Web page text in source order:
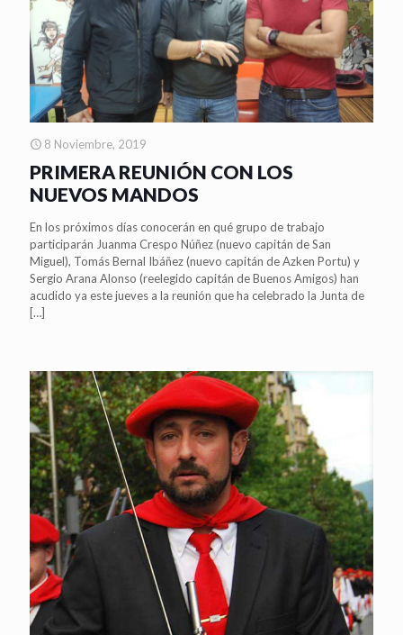
8 Noviembre, 2019
PRIMERA REUNIÓN CON LOS
NUEVOS MANDOS
En los próximos días conocerán en qué grupo de trabajo
participarán Juanma Crespo Núñez (nuevo capitán de San
Miguel), Tomás Bernal Ibáñez (nuevo capitán de Azken Portu) y
Sergio Arana Alonso (reelegido capitán de Buenos Amigos) han
acudido ya este jueves a la reunión que ha celebrado la Junta de
[…]